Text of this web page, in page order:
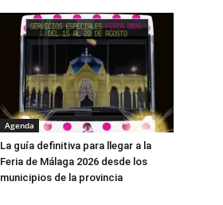
Agenda
La guía definitiva para llegar a la
Feria de Málaga 2026 desde los
municipios de la provincia